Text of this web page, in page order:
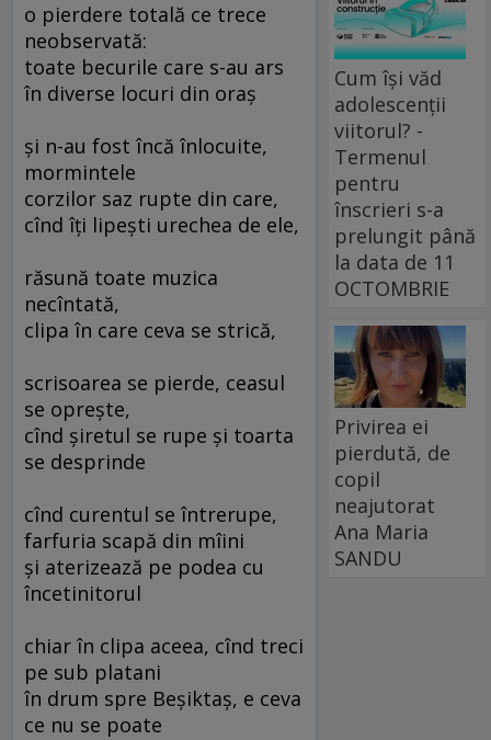
o pierdere totală ce trece
neobservată:
toate becurile care s-au ars
în diverse locuri din oraş
şi n-au fost încă înlocuite,
mormintele
corzilor saz rupte din care,
cînd îţi lipeşti urechea de ele,
răsună toate muzica
necîntată,
clipa în care ceva se strică,
scrisoarea se pierde, ceasul
se opreşte,
cînd şiretul se rupe şi toarta
se desprinde
cînd curentul se întrerupe,
farfuria scapă din mîini
şi aterizează pe podea cu
încetinitorul
chiar în clipa aceea, cînd treci
pe sub platani
în drum spre Beşiktaş, e ceva
ce nu se poate
Cum își văd
adolescenții
viitorul? -
Termenul
pentru
înscrieri s-a
prelungit până
la data de 11
OCTOMBRIE
Privirea ei
pierdută, de
copil
neajutorat
Ana Maria
SANDU